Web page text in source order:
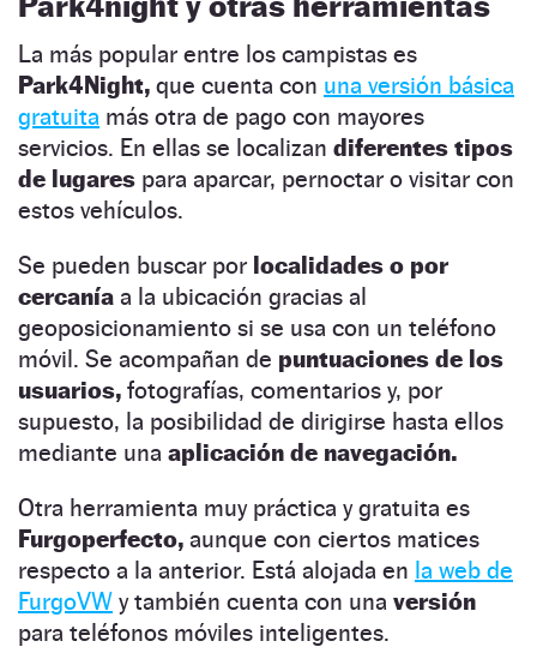
La más popular entre los campistas es
Park4Night, que cuenta con una versión básica
gratuita más otra de pago con mayores
servicios. En ellas se localizan diferentes tipos
de lugares para aparcar, pernoctar o visitar con
estos vehículos.
Se pueden buscar por localidades o por
cercanía a la ubicación gracias al
geoposicionamiento si se usa con un teléfono
móvil. Se acompañan de puntuaciones de los
usuarios, fotografías, comentarios y, por
supuesto, la posibilidad de dirigirse hasta ellos
mediante una aplicación de navegación.
Otra herramienta muy práctica y gratuita es
Furgoperfecto, aunque con ciertos matices
respecto a la anterior. Está alojada en la web de
FurgoVW y también cuenta con una versión
para teléfonos móviles inteligentes.